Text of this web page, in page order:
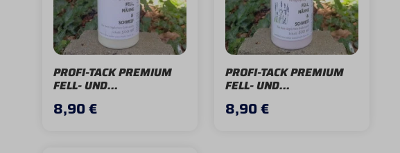
PROFI-TACK PREMIUM
FELL- UND
8,90 €
PROFI-TACK PREMIUM
FELL- UND
LAVENDEL
8,90 €